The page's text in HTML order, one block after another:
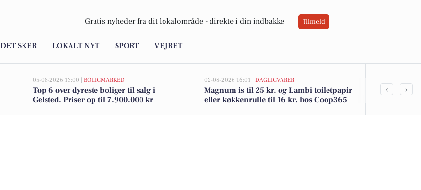
Gratis nyheder fra dit lokalområde - direkte i din indbakke Tilmeld
DET SKER LOKALT NYT SPORT VEJRET
05-08-2026 13:00 | BOLIGMARKED
Top 6 over dyreste boliger til salg i
Gelsted. Priser op til 7.900.000 kr
02-08-2026 16:01 | DAGLIGVARER
Magnum is til 25 kr. og Lambi toiletpapir
eller køkkenrulle til 16 kr. hos Coop365
Lundevej
‹ ›